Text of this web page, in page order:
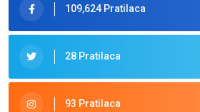
109,624 Pratilaca
28 Pratilaca
93 Pratilaca